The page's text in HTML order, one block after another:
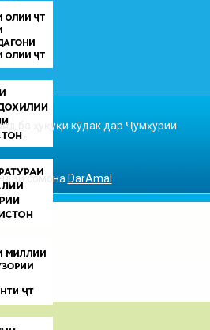
ба ҳуқуқи кӯдак дар Ҷумҳурии
сомона DarAmal